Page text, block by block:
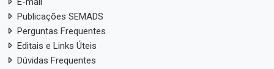
Publicações SEMADS
Perguntas Frequentes
Editais e Links Úteis
Dúvidas Frequentes